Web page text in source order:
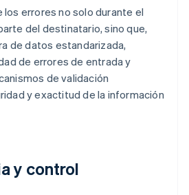
errores no solo durante el
del destinatario, sino que,
de datos estandarizada,
de errores de entrada y
de validación
y exactitud de la información
y control